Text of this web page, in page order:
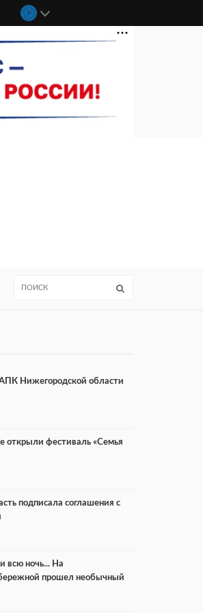
Нижегородской области
открыли фестиваль «Семья
подписала соглашения с
всю ночь... На
прошел необычный